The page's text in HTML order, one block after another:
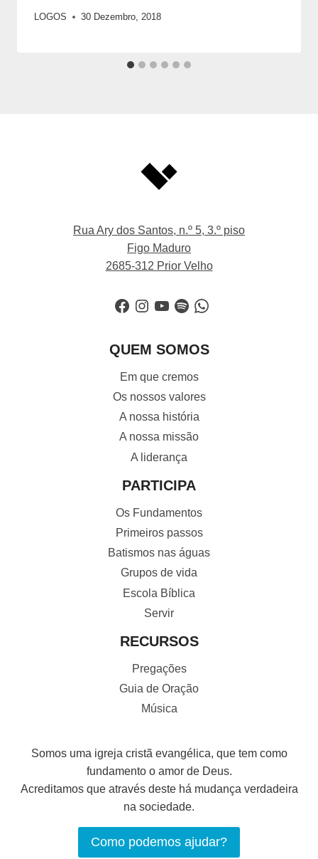
LOGOS 30 Dezembro, 2018
Rua Ary dos Santos, n.º 5, 3.º piso
Figo Maduro
2685-312 Prior Velho
Facebook
Instagram
YouTube
SpotifyWhatsApp
QUEM SOMOS
Em que cremos
Os nossos valores
A nossa história
A nossa missão
A liderança
PARTICIPA
Os Fundamentos
Primeiros passos
Batismos nas águas
Grupos de vida
Escola Bíblica
Servir
RECURSOS
Pregações
Guia de Oração
Música
Somos uma igreja cristã evangélica, que tem como
fundamento o amor de Deus.
Acreditamos que através deste há mudança verdadeira
na sociedade.
Como podemos ajudar?